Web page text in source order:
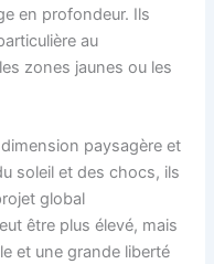
en profondeur. Ils
au
zones jaunes ou les
paysagère et
soleil et des chocs, ils
global
être plus élevé, mais
et une grande liberté